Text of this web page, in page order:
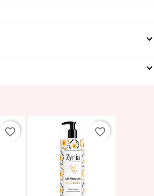
favorite_border favorite_border